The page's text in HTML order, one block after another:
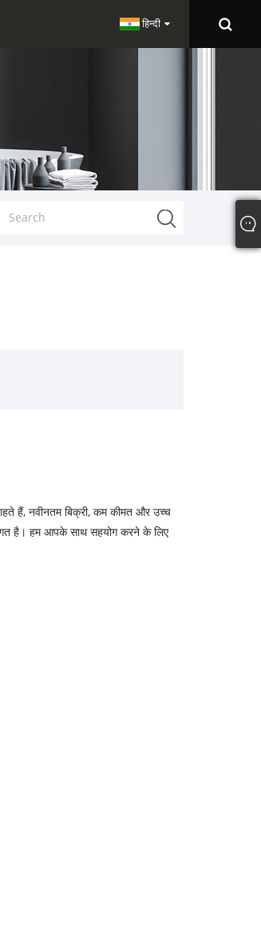
हिन्दी
हैं, नवीनतम बिक्री, कम कीमत और उच्च
है। हम आपके साथ सहयोग करने के लिए